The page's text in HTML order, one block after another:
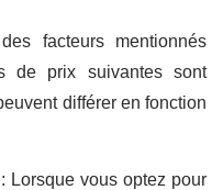
facteurs mentionnés
de prix suivantes sont
différer en fonction
Lorsque vous optez pour